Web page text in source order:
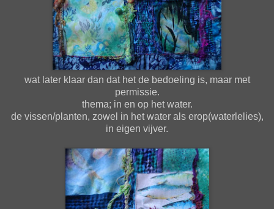
wat later klaar dan dat het de bedoeling is, maar met
permissie.
thema; in en op het water.
de vissen/planten, zowel in het water als erop(waterlelies),
in eigen vijver.